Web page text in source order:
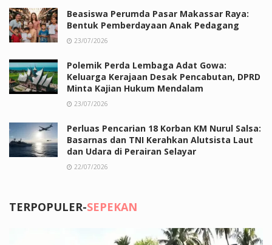
Beasiswa Perumda Pasar Makassar Raya:
Bentuk Pemberdayaan Anak Pedagang
23/07/2026
Polemik Perda Lembaga Adat Gowa:
Keluarga Kerajaan Desak Pencabutan, DPRD
Minta Kajian Hukum Mendalam
23/07/2026
Perluas Pencarian 18 Korban KM Nurul Salsa:
Basarnas dan TNI Kerahkan Alutsista Laut
dan Udara di Perairan Selayar
22/07/2026
TERPOPULER-SEPEKAN